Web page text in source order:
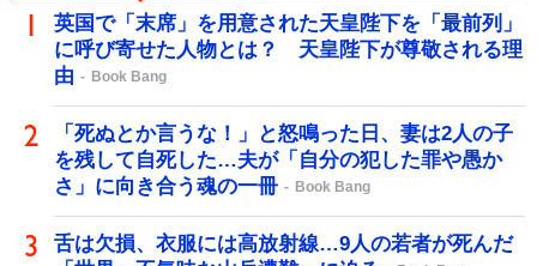
英国で「末席」を用意された天皇陛下を「最前列」
に呼び寄せた人物とは？ 天皇陛下が尊敬される理
由
Book Bang
「死ぬとか言うな！」と怒鳴った日、妻は2人の子
を残して自死した…夫が「自分の犯した罪や愚か
さ」に向き合う魂の一冊
Book Bang
舌は欠損、衣服には高放射線…9人の若者が死んだ